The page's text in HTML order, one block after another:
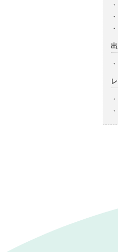
・
・
・
・
・
・